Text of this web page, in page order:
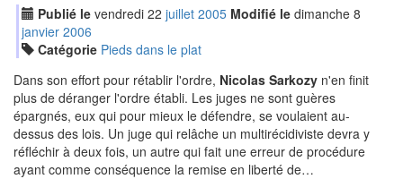
Publié le vendredi 22 juillet 2005 Modifié le dimanche 8
janvier 2006
Catégorie Pieds dans le plat
Dans son effort pour rétablir l'ordre, Nicolas Sarkozy n'en finit
plus de déranger l'ordre établi. Les juges ne sont guères
épargnés, eux qui pour mieux le défendre, se voulaient au-
dessus des lois. Un juge qui relâche un multirécidiviste devra y
réfléchir à deux fois, un autre qui fait une erreur de procédure
ayant comme conséquence la remise en liberté de…